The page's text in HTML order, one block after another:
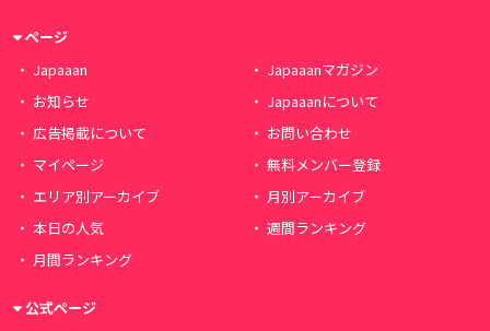
ページ
Japaaan
Japaaanマガジン
お知らせ
Japaaanについて
広告掲載について
お問い合わせ
マイページ
無料メンバー登録
エリア別アーカイブ
月別アーカイブ
本日の人気
週間ランキング
月間ランキング
公式ページ